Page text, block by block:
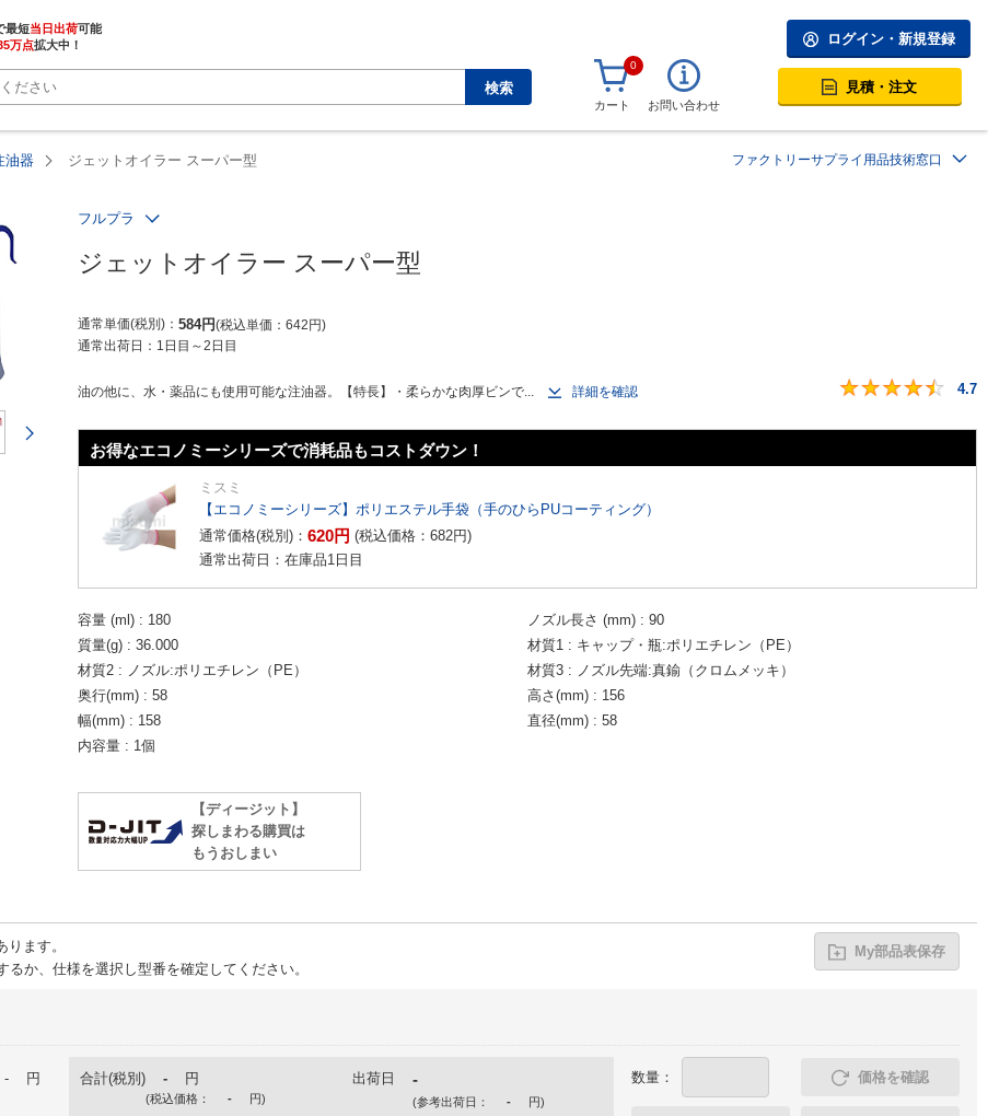
最短当日出荷
万点拡大中！
検索
ログイン・新規登録
0
カート お問い合わせ
見積・注文
油器 ジェットオイラー スーパー型 ファクトリーサプライ用品技術窓口
次のページ
フルプラ
ジェットオイラー スーパー型
通常単価(税別) 584円 税込単価 642円
通常出荷日： 1日目～2日目
油​の​他​に​、​水​・​薬​品にも使用可能な注油器。【特長】・​柔​ら​か​な​肉​厚​ビ​ン​で... 詳細を確認 4.7
お得なエコノミーシリーズで消耗品もコストダウン！
ミスミ
【エコノミーシリーズ】ポリエステル手袋（手のひらPUコーティング）
通常価格(税別)：620円 (税込価格：682円)
通常出荷日：在庫品1日目
容量 (ml) 180 ノズル長さ (mm)
90
質量(g)
36.000 材質1
キャップ・瓶:ポリエチレン（PE）
材質2
ノズル:ポリエチレン（PE） 材質3
ノズル先端:真鍮（クロムメッキ）
奥行(mm)
58 高さ(mm)
156
幅(mm)
158 直径(mm)
58
内容量
1個
【ディージット】
探しまわる購買は
もうおしまい
ます。
るか、仕様を選択し型番を確定してください。
My部品表保存
- 円 合計(税別) - 円
(税込価格： - 円)
出荷日 -
(参考出荷日： - 円)
数量： 価格を確認